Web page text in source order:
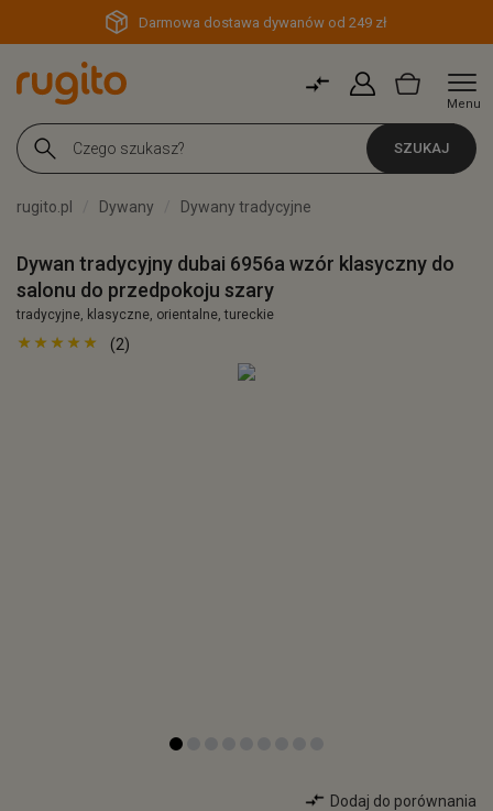
Darmowa dostawa dywanów od 249 zł
Menu
SZUKAJ
rugito.pl Dywany Dywany tradycyjne
Dywan tradycyjny dubai 6956a wzór klasyczny do
salonu do przedpokoju szary
tradycyjne, klasyczne, orientalne, tureckie
(2)
Dodaj do porównania